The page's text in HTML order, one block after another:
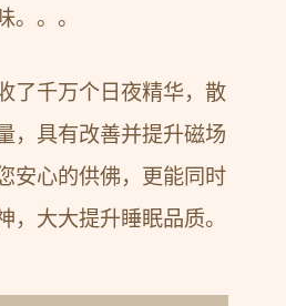
。。。
了千万个日夜精华，散
，具有改善并提升磁场
安心的供佛，更能同时
，大大提升睡眠品质。